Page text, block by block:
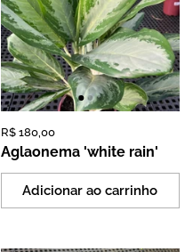
Preço:
R$ 180,00
Aglaonema 'white rain'
Adicionar ao carrinho